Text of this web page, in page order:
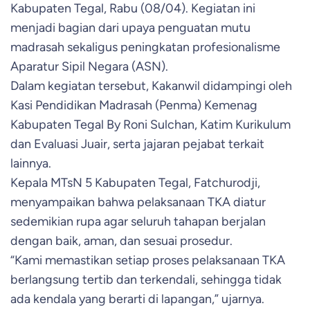
Kabupaten Tegal, Rabu (08/04). Kegiatan ini
menjadi bagian dari upaya penguatan mutu
madrasah sekaligus peningkatan profesionalisme
Aparatur Sipil Negara (ASN).
Dalam kegiatan tersebut, Kakanwil didampingi oleh
Kasi Pendidikan Madrasah (Penma) Kemenag
Kabupaten Tegal By Roni Sulchan, Katim Kurikulum
dan Evaluasi Juair, serta jajaran pejabat terkait
lainnya.
Kepala MTsN 5 Kabupaten Tegal, Fatchurodji,
menyampaikan bahwa pelaksanaan TKA diatur
sedemikian rupa agar seluruh tahapan berjalan
dengan baik, aman, dan sesuai prosedur.
“Kami memastikan setiap proses pelaksanaan TKA
berlangsung tertib dan terkendali, sehingga tidak
ada kendala yang berarti di lapangan,” ujarnya.